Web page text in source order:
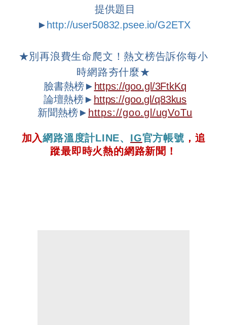
提供題目
► http://user50832.psee.io/G2ETX
★別再浪費生命爬文！熱文榜告訴你每小
時網路夯什麼★
臉書熱榜► https://goo.gl/3FtkKq
論壇熱榜► https://goo.gl/q83kus
新聞熱榜► https://goo.gl/ugVoTu
加入網路溫度計LINE、 IG官方帳號 ，追
蹤最即時火熱的網路新聞！